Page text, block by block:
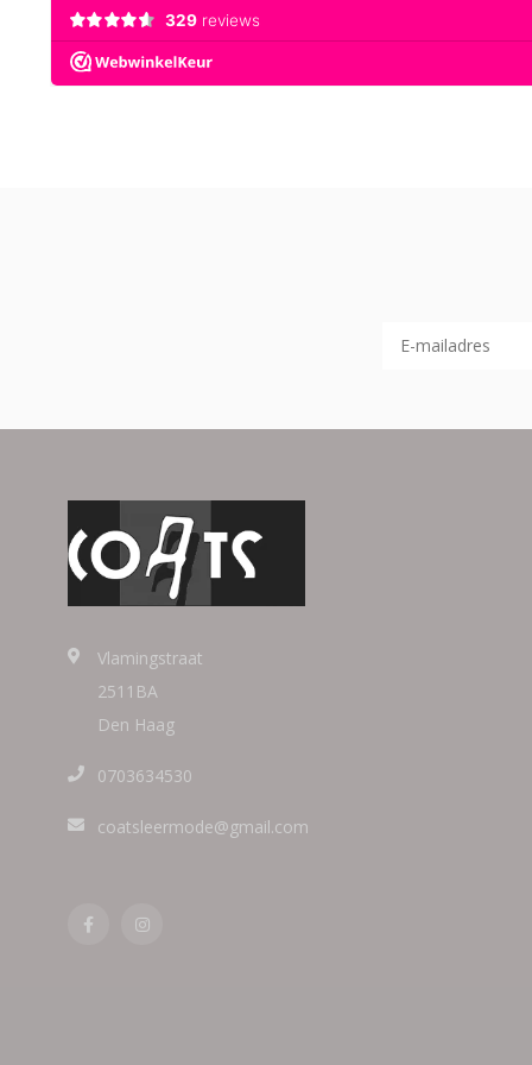
Vlamingstraat
2511BA
Den Haag
0703634530
coatsleermode@gmail.com